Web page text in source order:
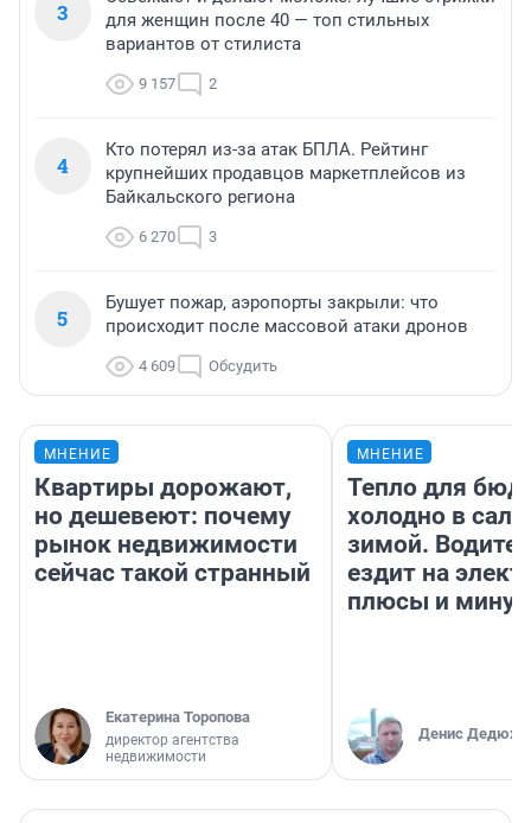
3
для женщин после 40 — топ стильных
вариантов от стилиста
9 157 2
4
Кто потерял из-за атак БПЛА. Рейтинг
крупнейших продавцов маркетплейсов из
Байкальского региона
6 270 3
5
Бушует пожар, аэропорты закрыли: что
происходит после массовой атаки дронов
4 609 Обсудить
МНЕНИЕ
Квартиры дорожают,
но дешевеют: почему
рынок недвижимости
сейчас такой странный
Екатерина Торопова
директор агентства
недвижимости
МНЕНИЕ
Тепло для
холодно в
зимой.
ездит на
плюсы и
Денис